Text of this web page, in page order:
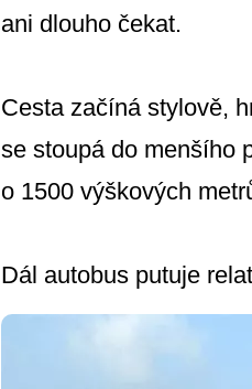
ani dlouho čekat.
Cesta začíná stylově,
se stoupá do menšího
o 1500 výškových
Dál autobus putuje